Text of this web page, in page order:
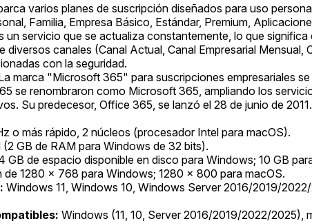
varios planes de suscripción diseñados para uso
Familia, Empresa Básico, Estándar, Premium,
un servicio que se actualiza constantemente, lo que
diversos canales (Canal Actual, Canal Empresarial
con la seguridad.
marca "Microsoft 365" para suscripciones empresariales
se renombraron como Microsoft 365, ampliando los
Su predecesor, Office 365, se lanzó el 28 de junio de 2011.
o más rápido, 2 núcleos (procesador Intel para macOS).
GB de RAM para Windows de 32 bits).
GB de espacio disponible en disco para Windows; 10 GB
de 1280 x 768 para Windows; 1280 x 800 para macOS.
Windows 11, Windows 10, Windows Server 2016/2019/
Windows (11, 10, Server 2016/2019/2022/2025),